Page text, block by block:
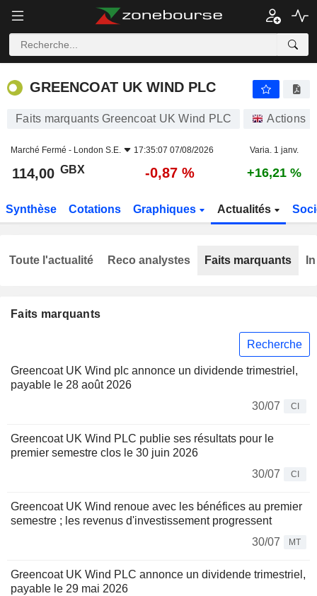
GREENCOAT UK WIND PLC
GREENCOAT UK WIND PLC
Faits marquants Greencoat UK Wind PLC Actions
Marché Fermé - London S.E. 17:35:07 07/08/2026 Varia. 1 janv.
114,00 GBX -0,87 % +16,21 %
Synthèse Cotations Graphiques Actualités
Faits marquants
Recherche
Greencoat UK Wind plc annonce un dividende trimestriel,
payable le 28 août 2026
30/07
CI
Greencoat UK Wind PLC publie ses résultats pour le
premier semestre clos le 30 juin 2026
30/07
CI
Greencoat UK Wind renoue avec les bénéfices au premier
semestre ; les revenus d'investissement progressent
30/07
MT
Greencoat UK Wind PLC annonce un dividende trimestriel,
payable le 29 mai 2026
Toute l'actualité Reco analystes Faits marquants